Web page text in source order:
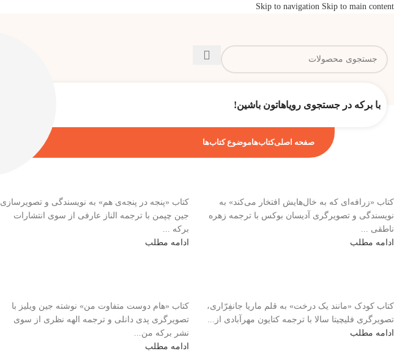
Skip to navigation Skip to main content
با برکه در جستجوی رویاهاتون باشین!
صفحه اصلیکتاب‌هاموضوع کتاب‌ها
کتاب «زرافه‌ای که به خال‌هایش افتخار می‌کند» به
نویسندگی و تصویرگری آدیسان بوکس با ترجمه زهره
ناطقی ...
ادامه مطلب
کتاب «پنجه در پنجه‌ی هم» به نویسندگی و تصویرسازی
جین چپمن با ترجمه الناز عارفی از سوی انتشارات
برکه ...
ادامه مطلب
کتاب کودک «مانند یک درخت» به قلم ماریا جانفِرّاری،
تصویرگری فلیچیتا سالا با ترجمه کتایون مهرآبادی از...
ادامه مطلب
کتاب «هام دوست متفاوت من» نوشته جین ویلیز با
تصویرگری پدی دانلی و ترجمه الهه نظری از سوی
نشر برکه من...
ادامه مطلب